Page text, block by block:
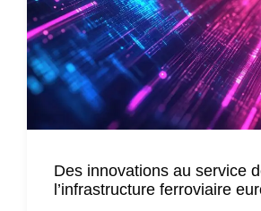
Des innovations au service
l’infrastructure ferroviaire